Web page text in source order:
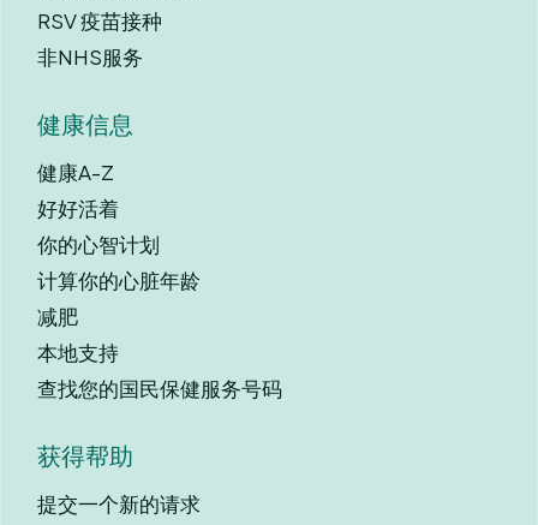
RSV 疫苗接种
非NHS服务
健康信息
健康A-Z
好好活着
你的心智计划
计算你的心脏年龄
减肥
本地支持
查找您的国民保健服务号码
获得帮助
提交一个新的请求